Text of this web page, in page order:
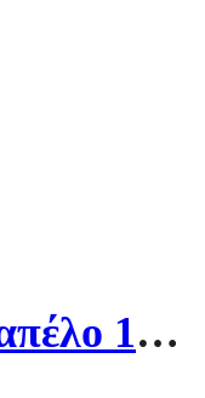
Under Armour Καπέλο 1376701-001 Μαύρο